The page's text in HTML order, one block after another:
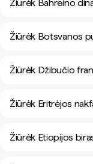
Žiūrėk Bahreino
Žiūrėk Botsvanos
Žiūrėk Džibučio
Žiūrėk Eritrėjos
Žiūrėk Etiopijos